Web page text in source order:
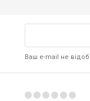
Ваш e-mail не